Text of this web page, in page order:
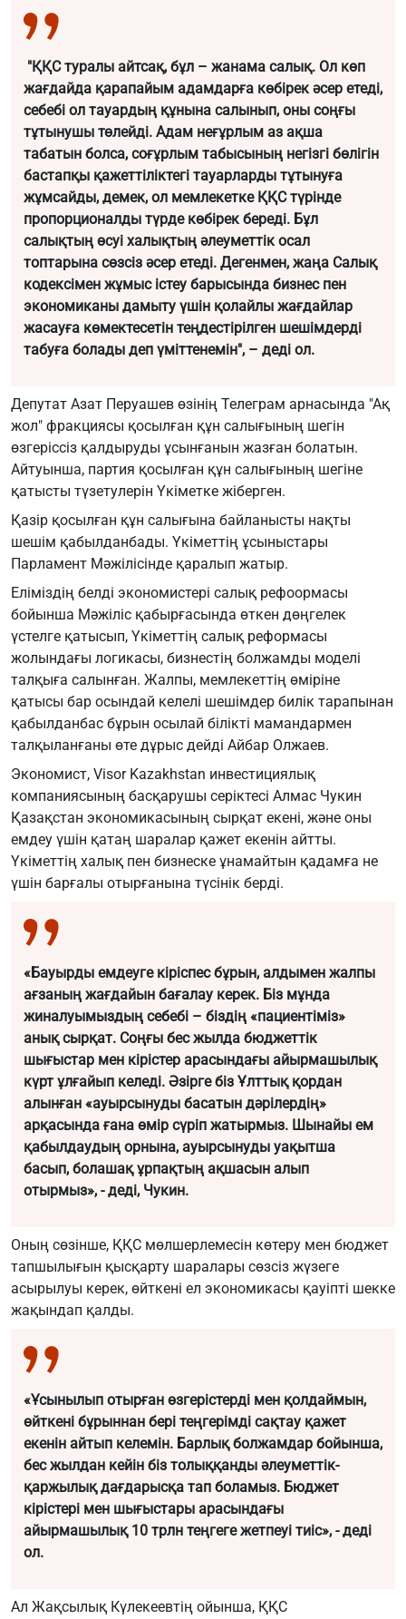
"ҚҚС туралы айтсақ, бұл – жанама салық. Ол көп
жағдайда қарапайым адамдарға көбірек әсер етеді,
себебі ол тауардың құнына салынып, оны соңғы
тұтынушы төлейді. Адам неғұрлым аз ақша
табатын болса, соғұрлым табысының негізгі бөлігін
бастапқы қажеттіліктегі тауарларды тұтынуға
жұмсайды, демек, ол мемлекетке ҚҚС түрінде
пропорционалды түрде көбірек береді. Бұл
салықтың өсуі халықтың әлеуметтік осал
топтарына сөзсіз әсер етеді. Дегенмен, жаңа Салық
кодексімен жұмыс істеу барысында бизнес пен
экономиканы дамыту үшін қолайлы жағдайлар
жасауға көмектесетін теңдестірілген шешімдерді
табуға болады деп үміттенемін", – деді ол.
Депутат Азат Перуашев өзінің Телеграм арнасында "Ақ
жол" фракциясы қосылған құн салығының шегін
өзгеріссіз қалдыруды ұсынғанын жазған болатын.
Айтуынша, партия қосылған құн салығының шегіне
қатысты түзетулерін Үкіметке жіберген.
Қазір қосылған құн салығына байланысты нақты
шешім қабылданбады. Үкіметтің ұсыныстары
Парламент Мәжілісінде қаралып жатыр.
Еліміздің белді экономистері салық рефоормасы
бойынша Мәжіліс қабырғасында өткен дөңгелек
үстелге қатысып, Үкіметтің салық реформасы
жолындағы логикасы, бизнестің болжамды моделі
талқыға салынған. Жалпы, мемлекеттің өміріне
қатысы бар осындай келелі шешімдер билік тарапынан
қабылданбас бұрын осылай білікті мамандармен
талқыланғаны өте дұрыс дейді Айбар Олжаев.
Экономист, Visor Kazakhstan инвестициялық
компаниясының басқарушы серіктесі Алмас Чукин
Қазақстан экономикасының сырқат екені, және оны
емдеу үшін қатаң шаралар қажет екенін айтты.
Үкіметтің халық пен бизнеске ұнамайтын қадамға не
үшін барғалы отырғанына түсінік берді.
«Бауырды емдеуге кіріспес бұрын, алдымен жалпы
ағзаның жағдайын бағалау керек. Біз мұнда
жиналуымыздың себебі – біздің «пациентіміз»
анық сырқат. Соңғы бес жылда бюджеттік
шығыстар мен кірістер арасындағы айырмашылық
күрт ұлғайып келеді. Әзірге біз Ұлттық қордан
алынған «ауырсынуды басатын дәрілердің»
арқасында ғана өмір сүріп жатырмыз. Шынайы ем
қабылдаудың орнына, ауырсынуды уақытша
басып, болашақ ұрпақтың ақшасын алып
отырмыз», - деді, Чукин.
Оның сөзінше, ҚҚС мөлшерлемесін көтеру мен бюджет
тапшылығын қысқарту шаралары сөзсіз жүзеге
асырылуы керек, өйткені ел экономикасы қауіпті шекке
жақындап қалды.
«Ұсынылып отырған өзгерістерді мен қолдаймын,
өйткені бұрыннан бері теңгерімді сақтау қажет
екенін айтып келемін. Барлық болжамдар бойынша,
бес жылдан кейін біз толыққанды әлеуметтік-
қаржылық дағдарысқа тап боламыз. Бюджет
кірістері мен шығыстары арасындағы
айырмашылық 10 трлн теңгеге жетпеуі тиіс», - деді
ол.
Ал Жақсылық Күлекеевтің ойынша, ҚҚС